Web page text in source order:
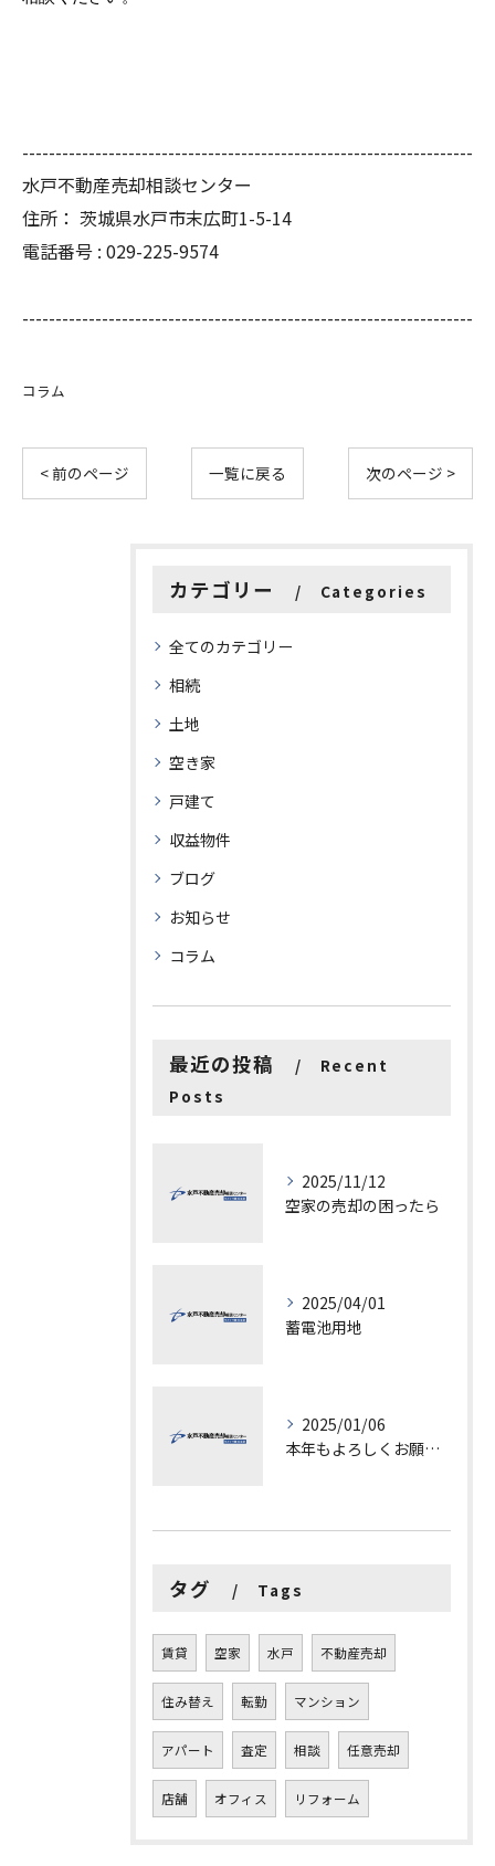
--------------------------------------------------------------------
水戸不動産売却相談センター
住所： 茨城県水戸市末広町1-5-14
電話番号 : 029-225-9574
--------------------------------------------------------------------
コラム
< 前のページ 一覧に戻る 次のページ >
カテゴリー Categories
全てのカテゴリー
相続
土地
空き家
戸建て
収益物件
ブログ
お知らせ
コラム
最近の投稿
Recent
Posts
2025/11/12
空家の売却の困ったら
2025/04/01
蓄電池用地
2025/01/06
本年もよろしくお願いします。
タグ Tags
賃貸 空家 水戸 不動産売却
住み替え 転勤 マンション
アパート 査定 相談 任意売却
店舗 オフィス リフォーム